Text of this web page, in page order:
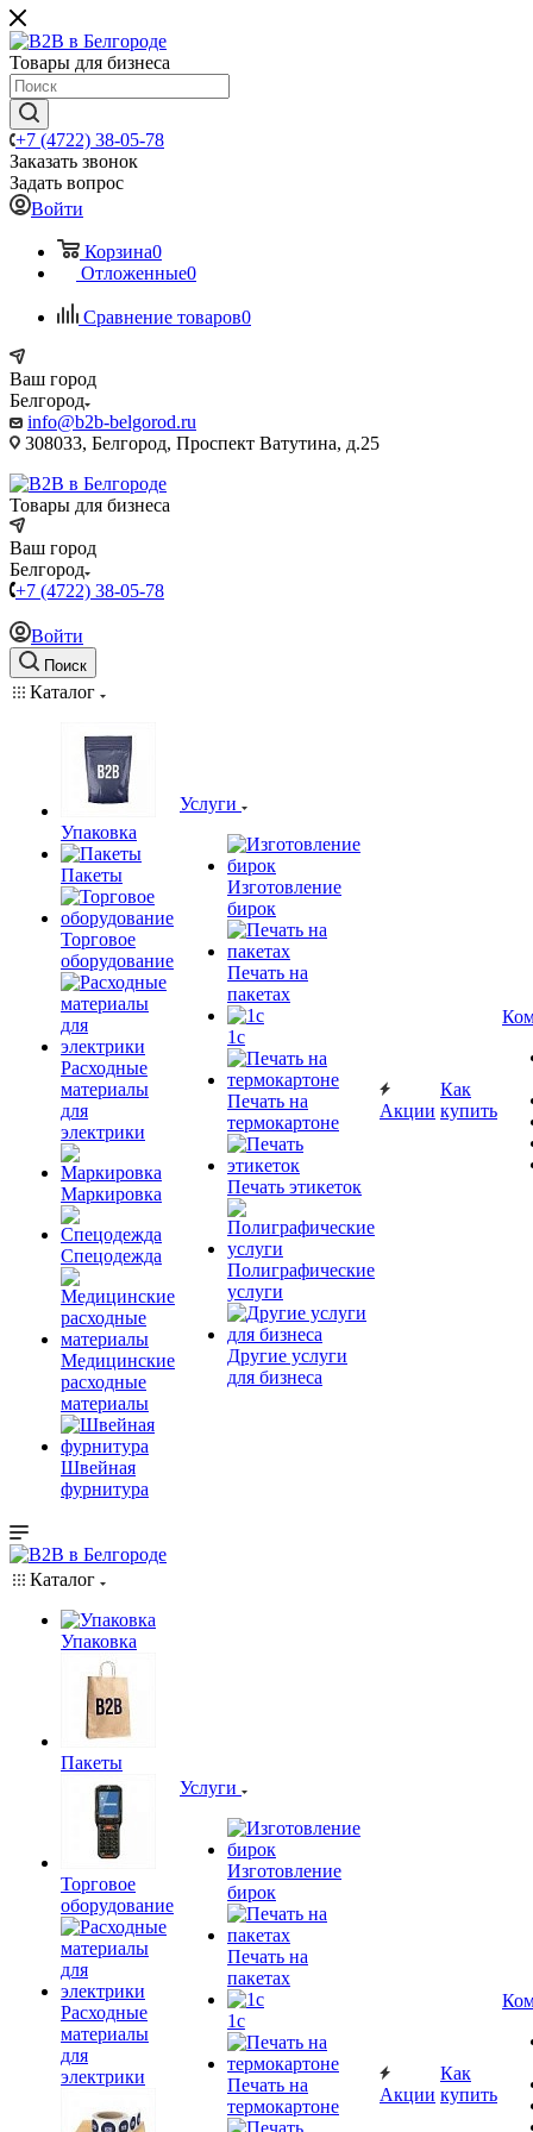
Товары для бизнеса
+7 (4722) 38-05-78
Заказать звонок
Задать вопрос
Войти
Корзина0
Отложенные0
Сравнение товаров0
Ваш город
Белгород
info@b2b-belgorod.ru
308033, Белгород, Проспект Ватутина, д.25
Товары для бизнеса
Ваш город
Белгород
+7 (4722) 38-05-78
Войти
Поиск
Каталог
Упаковка
Пакеты
Торговое
оборудование
Расходные
материалы
для
электрики
Маркировка
Спецодежда
Медицинские
расходные
материалы
Швейная
фурнитура
Услуги
Изготовление
бирок
Печать на
пакетах
1c
Печать на
термокартоне
Печать этикеток
Полиграфические
услуги
Другие услуги
для бизнеса
Акции
Как
купить
Каталог
Упаковка
Пакеты
Торговое
оборудование
Расходные
материалы
для
электрики
Услуги
Изготовление
бирок
Печать на
пакетах
1c
Печать на
термокартоне
Акции
Как
купить